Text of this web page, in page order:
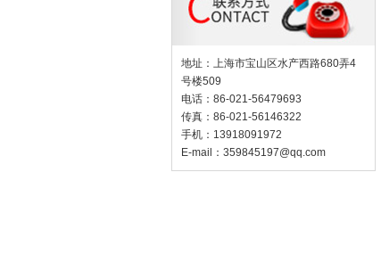
地址：上海市宝山区水产西路680弄4
号楼509
电话：86-021-56479693
传真：86-021-56146322
手机：13918091972
E-mail： 359845197@qq.com